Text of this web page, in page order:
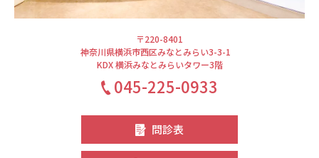
〒220-8401
神奈川県横浜市西区みなとみらい3-3-1
KDX 横浜みなとみらいタワー3階
045-225-0933
問診表